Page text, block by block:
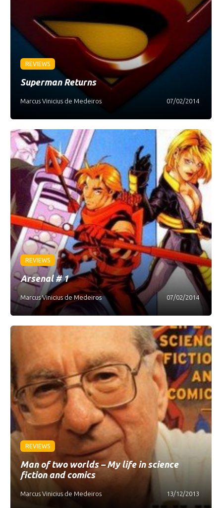
REVIEWS
Superman Returns
Marcus Vinicius de Medeiros 07/02/2014
REVIEWS
Arsenal # 1
Marcus Vinicius de Medeiros 07/02/2014
REVIEWS
Man of two worlds – My life in science
fiction and comics
Marcus Vinicius de Medeiros 13/12/2013